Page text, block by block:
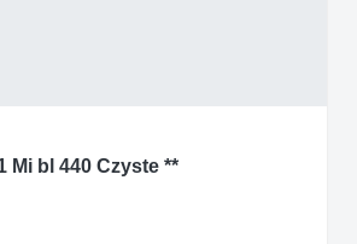
Mi bl 440 Czyste **